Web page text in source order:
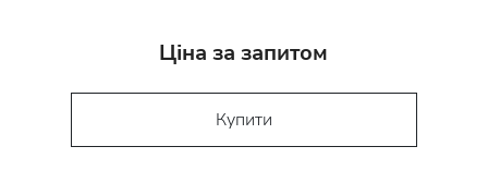
Ціна за запитом
Купити